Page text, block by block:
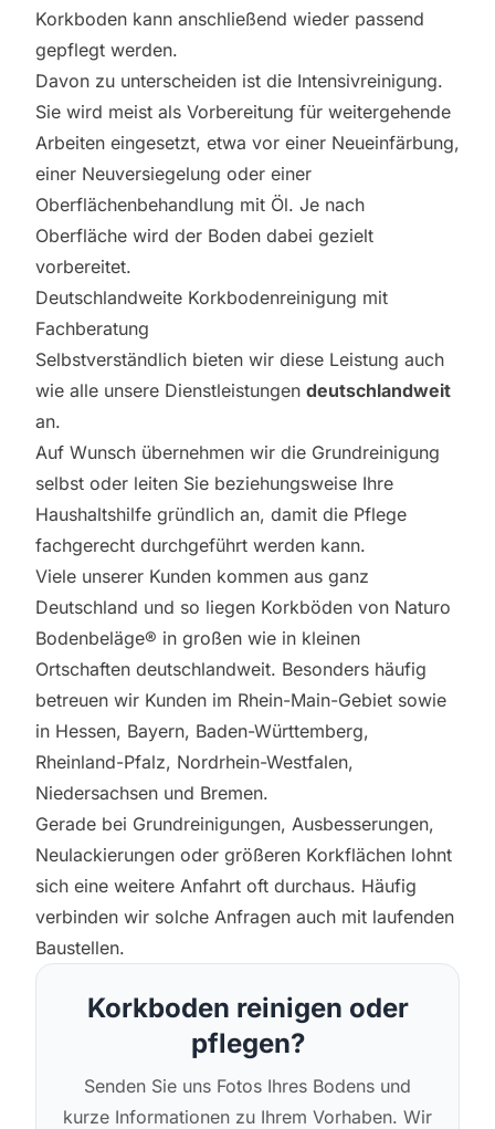
Korkboden kann anschließend wieder passend
gepflegt werden.
Davon zu unterscheiden ist die Intensivreinigung.
Sie wird meist als Vorbereitung für weitergehende
Arbeiten eingesetzt, etwa vor einer Neueinfärbung,
einer Neuversiegelung oder einer
Oberflächenbehandlung mit Öl. Je nach
Oberfläche wird der Boden dabei gezielt
vorbereitet.
Deutschlandweite Korkbodenreinigung mit
Fachberatung
Selbstverständlich bieten wir diese Leistung auch
wie alle unsere Dienstleistungen deutschlandweit
an.
Auf Wunsch übernehmen wir die Grundreinigung
selbst oder leiten Sie beziehungsweise Ihre
Haushaltshilfe gründlich an, damit die Pflege
fachgerecht durchgeführt werden kann.
Viele unserer Kunden kommen aus ganz
Deutschland und so liegen Korkböden von Naturo
Bodenbeläge® in großen wie in kleinen
Ortschaften deutschlandweit. Besonders häufig
betreuen wir Kunden im Rhein-Main-Gebiet sowie
in Hessen, Bayern, Baden-Württemberg,
Rheinland-Pfalz, Nordrhein-Westfalen,
Niedersachsen und Bremen.
Gerade bei Grundreinigungen, Ausbesserungen,
Neulackierungen oder größeren Korkflächen lohnt
sich eine weitere Anfahrt oft durchaus. Häufig
verbinden wir solche Anfragen auch mit laufenden
Baustellen.
Korkboden reinigen oder
pflegen?
Senden Sie uns Fotos Ihres Bodens und
kurze Informationen zu Ihrem Vorhaben. Wir